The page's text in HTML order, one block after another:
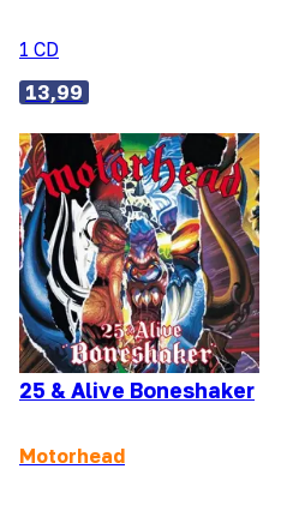
1 CD
13,99
25 & Alive Boneshaker
Motorhead